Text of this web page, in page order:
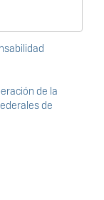
de la
de